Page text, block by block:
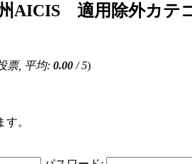
AICIS 適用除外カテ
票, 平均: 0.00 / 5)
。